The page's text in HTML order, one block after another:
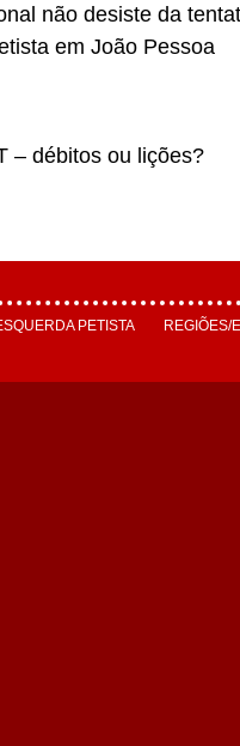
não desiste da
em João Pessoa
– débitos ou lições?
PETISTA REGIÕES/